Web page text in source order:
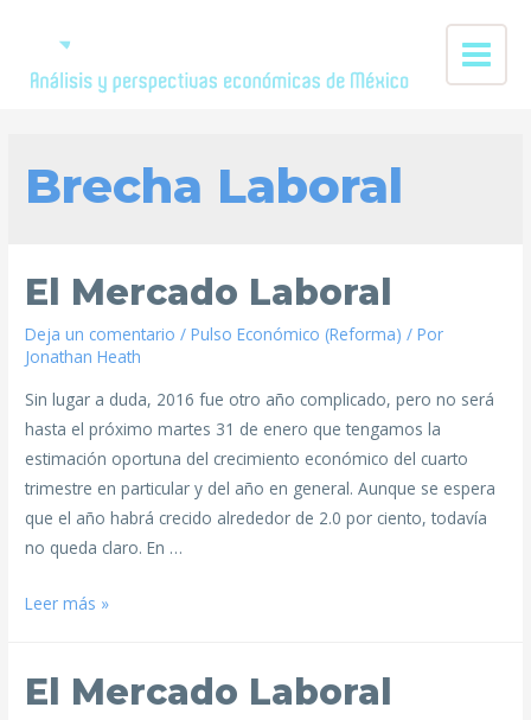
Brecha Laboral
El Mercado Laboral
Deja un comentario /Pulso Económico (Reforma) / Por
Jonathan Heath
Sin lugar a duda, 2016 fue otro año complicado, pero no será
hasta el próximo martes 31 de enero que tengamos la
estimación oportuna del crecimiento económico del cuarto
trimestre en particular y del año en general. Aunque se espera
que el año habrá crecido alrededor de 2.0 por ciento, todavía
no queda claro. En …
Leer más »
El Mercado Laboral